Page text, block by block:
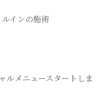
インの施術
メニュースタートしま